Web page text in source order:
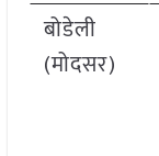
बोडेली
(मोदसर)